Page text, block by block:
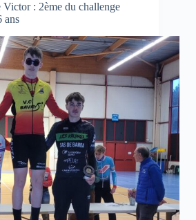
: 2ème du challenge
ans